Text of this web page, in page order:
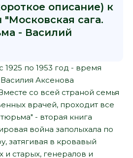
описание) к
"Московская сага.
- Василий
1925 по 1953 год - время
Аксенова
со всей страной семья
врачей, проходит все
- вторая книга
война заполыхала по
затягивая в кровавый
старых, генералов и